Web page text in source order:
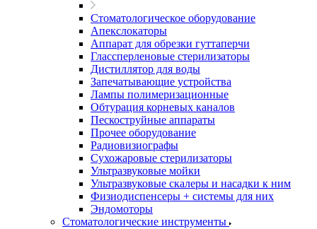
Стоматологическое оборудование
Апекслокаторы
Аппарат для обрезки гуттаперчи
Глассперленовые стерилизаторы
Дистиллятор для воды
Запечатывающие устройства
Лампы полимеризационные
Обтурация корневых каналов
Пескоструйные аппараты
Прочее оборудование
Радиовизиографы
Сухожаровые стерилизаторы
Ультразвуковые мойки
Ультразвуковые скалеры и насадки к ним
Физиодиспенсеры + системы для них
Эндомоторы
Стоматологические инструменты